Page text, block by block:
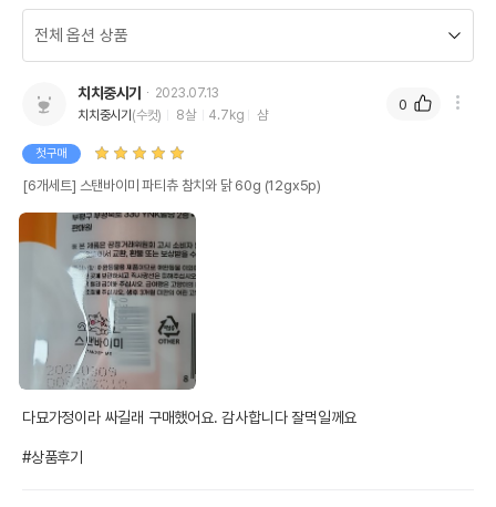
치치중시기
2023.07.13
치치중시기 (수컷) 8살 4.7kg 샴
첫구매
[6개세트] 스탠바이미 파티츄 참치와 닭 60g (12gx5p)
다묘가정이라 싸길래 구매했어요. 감사합니다 잘먹일께요
#상품후기
0